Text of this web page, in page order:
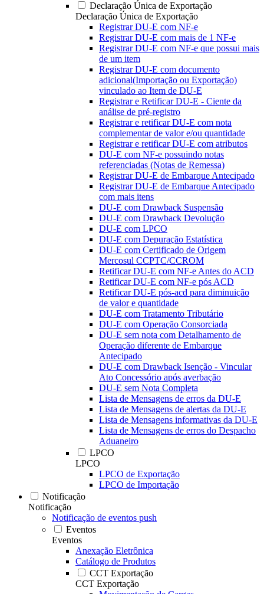
Declaração Única de Exportação
Declaração Única de Exportação
Registrar DU-E com NF-e
Registrar DU-E com mais de 1 NF-e
Registrar DU-E com NF-e que possui mais
de um item
Registrar DU-E com documento
adicional(Importação ou Exportação)
vinculado ao Item de DU-E
Registrar e Retificar DU-E - Ciente da
análise de pré-registro
Registrar e retificar DU-E com nota
complementar de valor e/ou quantidade
Registrar e retificar DU-E com atributos
DU-E com NF-e possuindo notas
referenciadas (Notas de Remessa)
Registrar DU-E de Embarque Antecipado
Registrar DU-E de Embarque Antecipado
com mais itens
DU-E com Drawback Suspensão
DU-E com Drawback Devolução
DU-E com LPCO
DU-E com Depuração Estatística
DU-E com Certificado de Origem
Mercosul CCPTC/CCROM
Retificar DU-E com NF-e Antes do ACD
Retificar DU-E com NF-e pós ACD
Retificar DU-E pós-acd para diminuição
de valor e quantidade
DU-E com Tratamento Tributário
DU-E com Operação Consorciada
DU-E sem nota com Detalhamento de
Operação diferente de Embarque
Antecipado
DU-E com Drawback Isenção - Vincular
Ato Concessório após averbação
DU-E sem Nota Completa
Lista de Mensagens de erros da DU-E
Lista de Mensagens de alertas da DU-E
Lista de Mensagens informativas da DU-E
Lista de Mensagens de erros do Despacho
Aduaneiro
LPCO
LPCO
LPCO de Exportação
LPCO de Importação
Notificação
Notificação
Notificação de eventos push
Eventos
Eventos
Anexação Eletrônica
Catálogo de Produtos
CCT Exportação
CCT Exportação